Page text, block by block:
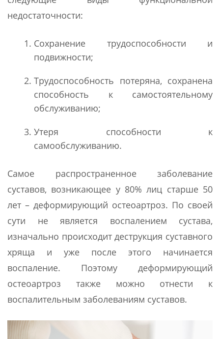
недостаточности:
Сохранение трудоспособности и
подвижности;
Трудоспособность потеряна, сохранена
способность к самостоятельному
обслуживанию;
Утеря способности к
самообслуживанию.
Самое распространенное заболевание
суставов, возникающее у 80% лиц старше 50
лет – деформирующий остеоартроз. По своей
сути не является воспалением сустава,
изначально происходит деструкция суставного
хряща и уже после этого начинается
воспаление. Поэтому деформирующий
остеоартроз также можно отнести к
воспалительным заболеваниям суставов.